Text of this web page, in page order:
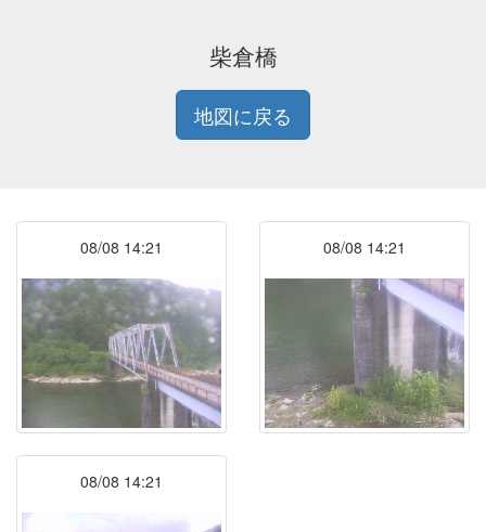
柴倉橋
地図に戻る
08/08 14:21 08/08 14:21
08/08 14:21